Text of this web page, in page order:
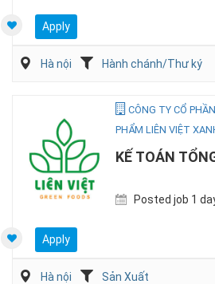
Apply
Hà nội Hành chánh/Thư ký
CÔNG TY CỔ
PHẨM LIÊN VIỆT
KẾ TOÁN
Posted job 1
Apply
Hà nội Sản Xuất